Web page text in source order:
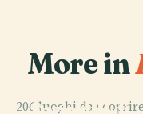
More in
206 luoghi da
Torre della
PLACE
Nazionale di